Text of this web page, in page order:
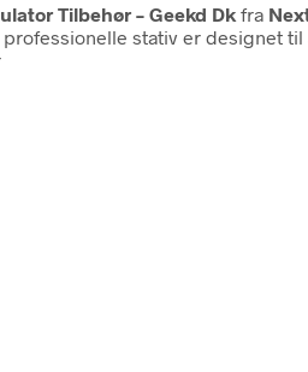
Tilbehør – Geekd Dk fra
stativ er designet